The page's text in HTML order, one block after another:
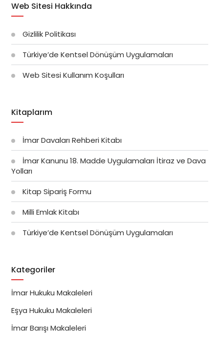
Web Sitesi Hakkında
Gizlilik Politikası
Türkiye’de Kentsel Dönüşüm Uygulamaları
Web Sitesi Kullanım Koşulları
Kitaplarım
İmar Davaları Rehberi Kitabı
İmar Kanunu 18. Madde Uygulamaları İtiraz ve Dava
Yolları
Kitap Sipariş Formu
Milli Emlak Kitabı
Türkiye’de Kentsel Dönüşüm Uygulamaları
Kategoriler
İmar Hukuku Makaleleri
Eşya Hukuku Makaleleri
İmar Barışı Makaleleri